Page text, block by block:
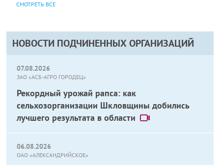
НОВОСТИ ПОДЧИНЕННЫХ ОРГАНИЗАЦИЙ
07.08.2026
ЗАО «АСБ-АГРО ГОРОДЕЦ»
Рекордный урожай рапса: как
сельхозорганизации Шкловщины добились
лучшего результата в области
06.08.2026
ОАО «АЛЕКСАНДРИЙСКОЕ»
СМОТРЕТЬ ВСЕ